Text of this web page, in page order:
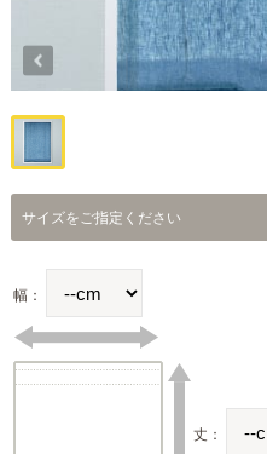
サイズをご指定ください
幅：
丈：